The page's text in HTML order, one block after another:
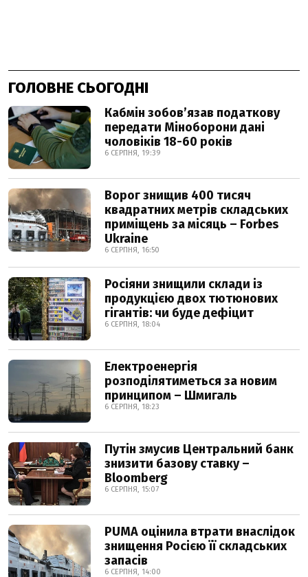
ГОЛОВНЕ СЬОГОДНІ
Кабмін зобовʼязав податкову
передати Міноборони дані
чоловіків 18-60 років
6 СЕРПНЯ, 19:39
Ворог знищив 400 тисяч
квадратних метрів складських
приміщень за місяць – Forbes
Ukraine
6 СЕРПНЯ, 16:50
Росіяни знищили склади із
продукцією двох тютюнових
гігантів: чи буде дефіцит
6 СЕРПНЯ, 18:04
Електроенергія
розподілятиметься за новим
принципом – Шмигаль
6 СЕРПНЯ, 18:23
Путін змусив Центральний банк
знизити базову ставку –
Bloomberg
6 СЕРПНЯ, 15:07
PUMA оцінила втрати внаслідок
знищення Росією її складських
запасів
6 СЕРПНЯ, 14:00